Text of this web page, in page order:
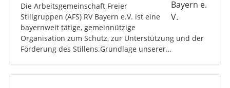
Die Arbeitsgemeinschaft Freier
Stillgruppen (AFS) RV Bayern e.V. ist eine
bayernweit tätige, gemeinnützige
Organisation zum Schutz, zur Unterstützung und der
Förderung des Stillens.Grundlage unserer…